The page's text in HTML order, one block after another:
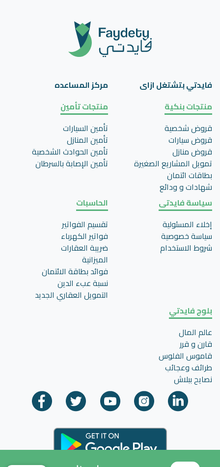
فايدتي بتشتغل ازاى
مركز المساعده
منتجات بنكية
قروض شخصية
قروض سيارات
قروض منازل
تمويل المشاريع الصغيرة
بطاقات ائتمان
شهادات و ودائع
منتجات تأمين
تأمين السيارات
تأمين المنازل
تأمين الحوادث الشخصية
تأمين اﻹصابة بالسرطان
سياسة فايدتى
إخلاء المسئولية
سياسة خصوصية
شروط الاستخدام
الحاسبات
تقسيم الفواتير
فواتير الكهرباء
ضريبة العقارات
الميزانية
فوائد بطاقة الائتمان
نسبة عبء الدين
التمويل العقاري الجديد
بلوج فايدتي
عالم المال
قارن و قرر
قاموس الفلوس
طرائف وعجائب
نصايح ببلاش